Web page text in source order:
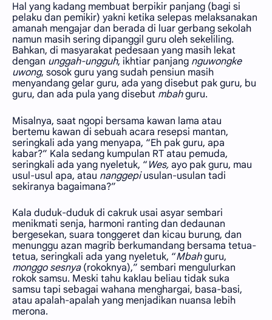
Hal yang kadang membuat berpikir panjang (bagi si
pelaku dan pemikir) yakni ketika selepas melaksanakan
amanah mengajar dan berada di luar gerbang sekolah
namun masih sering dipanggil guru oleh sekeliling.
Bahkan, di masyarakat pedesaan yang masih lekat
dengan unggah-ungguh, ikhtiar panjang nguwongke
uwong, sosok guru yang sudah pensiun masih
menyandang gelar guru, ada yang disebut pak guru, bu
guru, dan ada pula yang disebut mbahguru.
Misalnya, saat ngopi bersama kawan lama atau
bertemu kawan di sebuah acara resepsi mantan,
seringkali ada yang menyapa, “Eh pak guru, apa
kabar?” Kala sedang kumpulan RT atau pemuda,
seringkali ada yang nyeletuk, “ Wes, ayo pak guru, mau
usul-usul apa, atau nanggepiusulan-usulan tadi
sekiranya bagaimana?”
Kala duduk-duduk di cakruk usai asyar sembari
menikmati senja, harmoni ranting dan dedaunan
bergesekan, suara tonggeret dan kicau burung, dan
menunggu azan magrib berkumandang bersama tetua-
tetua, seringkali ada yang nyeletuk, “Mbahguru,
monggo sesnya (rokoknya),” sembari mengulurkan
rokok samsu. Meski tahu kaklau beliau tidak suka
samsu tapi sebagai wahana menghargai, basa-basi,
atau apalah-apalah yang menjadikan nuansa lebih
merona.